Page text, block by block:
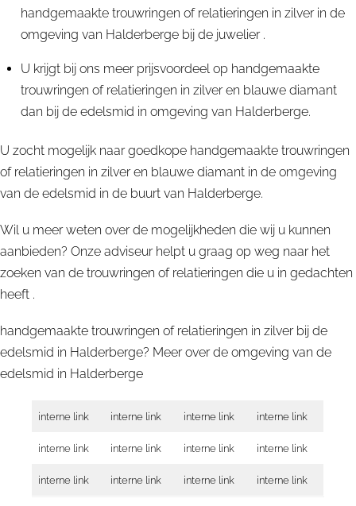
handgemaakte trouwringen of relatieringen in zilver in de
omgeving van Halderberge bij de juwelier .
U krijgt bij ons meer prijsvoordeel op handgemaakte
trouwringen of relatieringen in zilver en blauwe diamant
dan bij de edelsmid in omgeving van Halderberge.
U zocht mogelijk naar goedkope handgemaakte trouwringen
of relatieringen in zilver en blauwe diamant in de omgeving
van de edelsmid in de buurt van Halderberge.
Wil u meer weten over de mogelijkheden die wij u kunnen
aanbieden? Onze adviseur helpt u graag op weg naar het
zoeken van de trouwringen of relatieringen die u in gedachten
heeft .
handgemaakte trouwringen of relatieringen in zilver bij de
edelsmid in Halderberge? Meer over de omgeving van de
edelsmid in Halderberge
interne link interne link interne link interne link
interne link interne link interne link interne link
interne link interne link interne link interne link